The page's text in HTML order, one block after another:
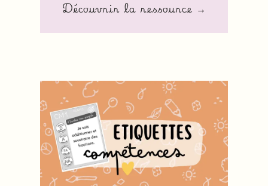
Découvrir la ressource →